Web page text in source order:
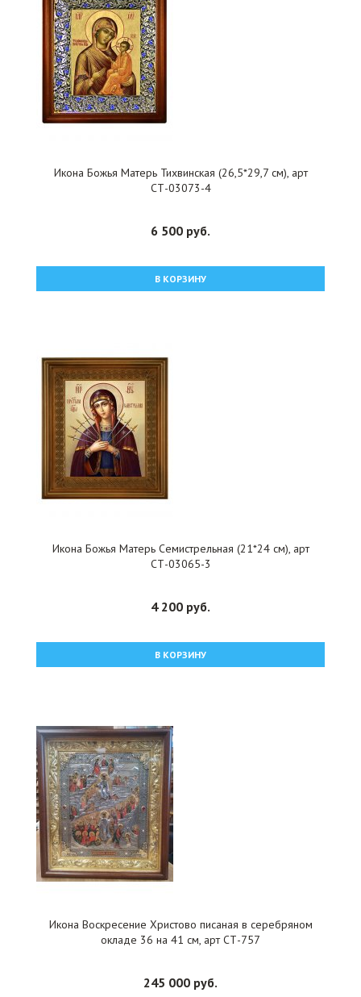
Икона Божья Матерь Тихвинская (26,5*29,7 см), арт
СТ-03073-4
6 500 руб.
В КОРЗИНУ
Икона Божья Матерь Семистрельная (21*24 см), арт
СТ-03065-3
4 200 руб.
В КОРЗИНУ
Икона Воскресение Христово писаная в серебряном
окладе 36 на 41 см, арт СТ-757
245 000 руб.